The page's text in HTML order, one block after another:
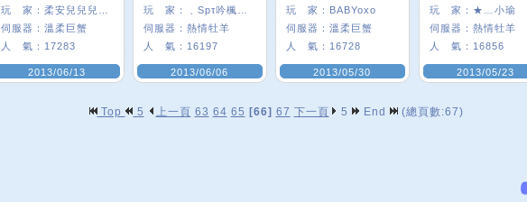
玩 家：
伺服器： 溫柔巨蟹
人 氣： 17283
2013/06/13
玩 家：
伺服器： 熱情牡羊
人 氣： 16197
2013/06/06
玩 家： BABYoxo
伺服器： 溫柔巨蟹
人 氣： 16728
2013/05/30
玩 家： ★﹏小瑜
伺服器： 熱情牡羊
人 氣： 16856
2013/05/23
Top 5 上一頁 63 64 65 [66] 67 下一頁 5 End (總頁數:67)